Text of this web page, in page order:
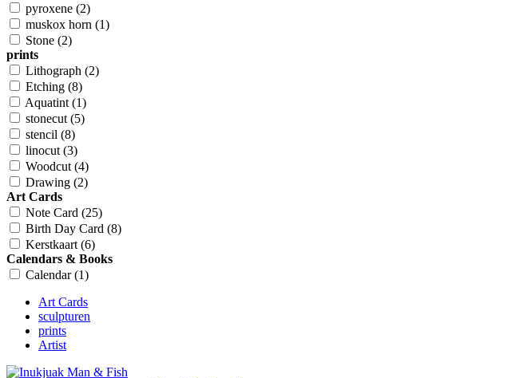
pyroxene (2)
muskox horn (1)
Stone (2)
prints
Lithograph (2)
Etching (8)
Aquatint (1)
stonecut (5)
stencil (8)
linocut (3)
Woodcut (4)
Drawing (2)
Art Cards
Note Card (25)
Birth Day Card (8)
Kerstkaart (6)
Calendars & Books
Calendar(1)
Art Cards
sculpturen
prints
Artist